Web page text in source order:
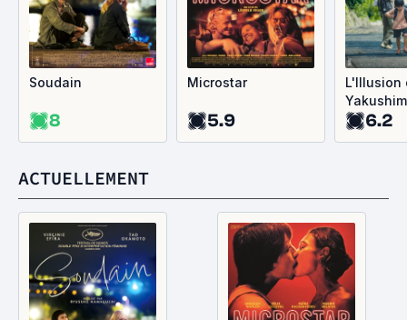
Soudain
8
Microstar
5.9
L'Illusion
6.2
ACTUELLEMENT